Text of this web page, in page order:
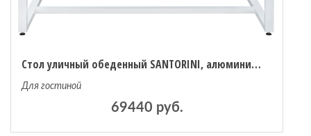
Стол уличный обеденный SANTORINI, алюминий 1800х980х770
Для гостиной
69440 руб.